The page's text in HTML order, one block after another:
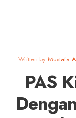
Written by Mustafa
PAS